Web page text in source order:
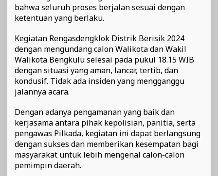
bahwa seluruh proses berjalan sesuai dengan
ketentuan yang berlaku.
Kegiatan Rengasdengklok Distrik Berisik 2024
dengan mengundang calon Walikota dan Wakil
Walikota Bengkulu selesai pada pukul 18.15 WIB
dengan situasi yang aman, lancar, tertib, dan
kondusif. Tidak ada insiden yang mengganggu
jalannya acara.
Dengan adanya pengamanan yang baik dan
kerjasama antara pihak kepolisian, panitia, serta
pengawas Pilkada, kegiatan ini dapat berlangsung
dengan sukses dan memberikan kesempatan bagi
masyarakat untuk lebih mengenal calon-calon
pemimpin daerah.